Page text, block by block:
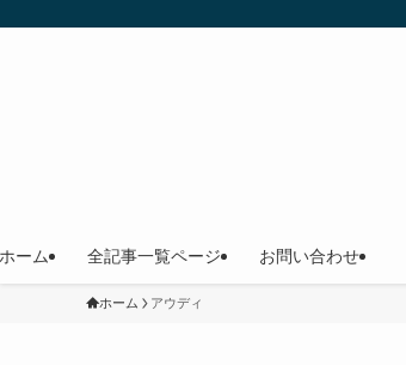
ホーム 全記事一覧ページ お問い合わせ
ホーム アウディ